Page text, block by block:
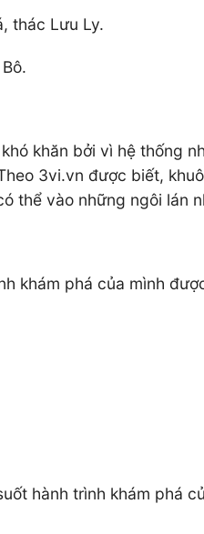
thác Lưu Ly.
khăn bởi vì hệ thống
3vi.vn được biết,
thể vào những ngôi lán
khám phá của mình
hành trình khám phá